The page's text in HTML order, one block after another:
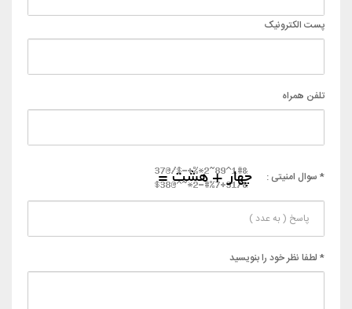
پست الکترونیک
تلفن همراه
* سوال امنیتی :
* لطفا نظر خود را بنویسید